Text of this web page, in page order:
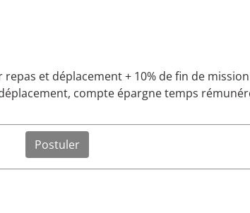
et déplacement + 10% de fin de
compte épargne temps
Postuler